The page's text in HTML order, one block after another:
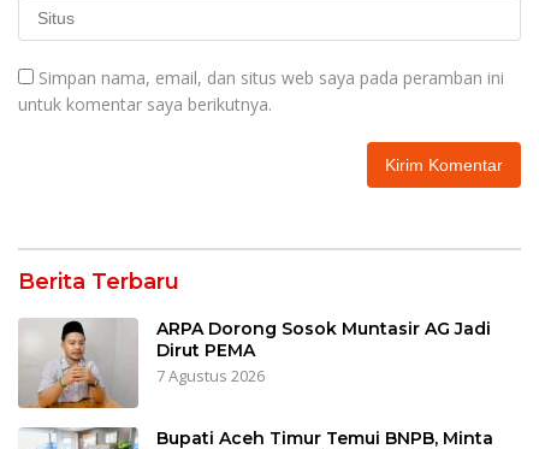
Simpan nama, email, dan situs web saya pada peramban ini
untuk komentar saya berikutnya.
Berita Terbaru
ARPA Dorong Sosok Muntasir AG Jadi
Dirut PEMA
7 Agustus 2026
Bupati Aceh Timur Temui BNPB, Minta